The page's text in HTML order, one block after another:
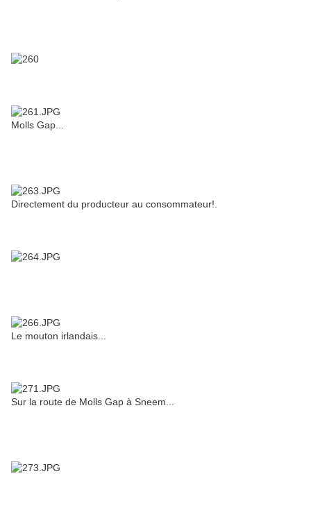
Molls Gap...
Directement du producteur au consommateur!.
Le mouton irlandais...
Sur la route de Molls Gap à Sneem...